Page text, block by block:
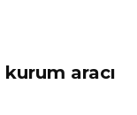
aracı